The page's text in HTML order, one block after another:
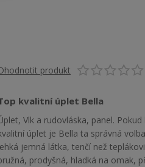
produkt
kvalitní úplet Bella
Vlk a rudovláska, panel.
úplet je Bella ta správná
jemná látka, tenčí než
prodyšná, hladká na omak,